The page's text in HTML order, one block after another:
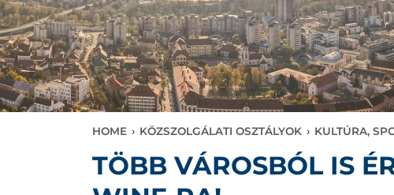
HOME › KÖZSZOLGÁLATI OSZTÁLYOK › KULTÚRA,
TÖBB VÁROSBÓL IS